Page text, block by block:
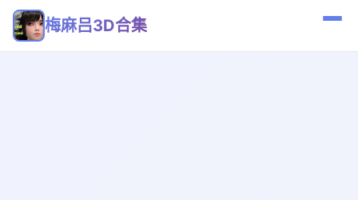
梅麻吕3D合集